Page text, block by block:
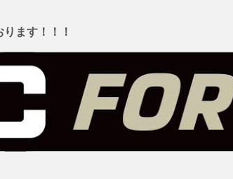
ます！！！